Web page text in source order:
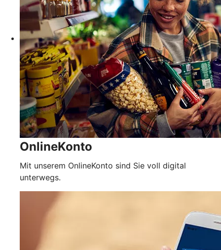
OnlineKonto
Mit unserem OnlineKonto sind Sie voll digital
unterwegs.